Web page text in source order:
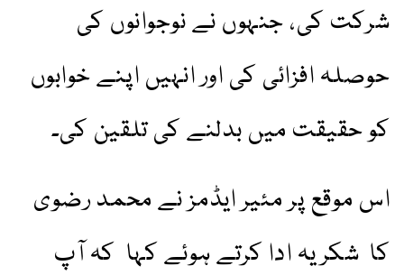
شرکت کی، جنہوں نے نوجوانوں کی
حوصلہ افزائی کی اور انہیں اپنے خوابوں
کو حقیقت میں بدلنے کی تلقین کی۔
اس موقع پر مئیر ایڈمز نے محمد رضوی
کا شکریہ ادا کرتے ہوئے کہا کہ آپ